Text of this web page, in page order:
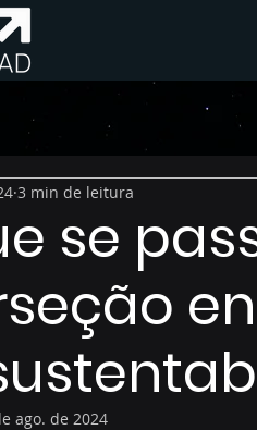
se
3 min de leitura
ago. de 2024